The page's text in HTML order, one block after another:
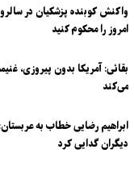
واکنش کوبنده پزشکیان در
امروز را محکوم کنید
بقائی: آمریکا بدون پیروزی،
می‌کند
ابراهیم رضایی خطاب به
دیگران گدایی کرد